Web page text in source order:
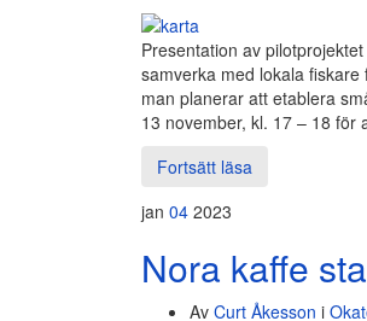
Presentation av
samverka med lokala
man planerar att etablera
13 november, kl. 17 – 18
Fortsätt läsa
jan 04 2023
Nora kaffe
Av Curt Åkesson i